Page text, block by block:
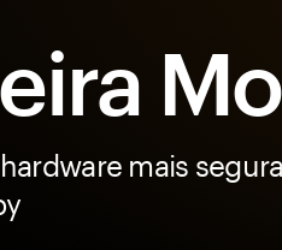
mais segura